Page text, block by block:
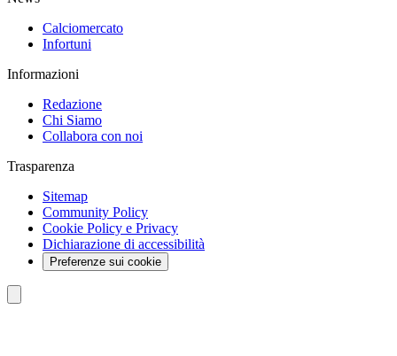
Calciomercato
Infortuni
Informazioni
Redazione
Chi Siamo
Collabora con noi
Trasparenza
Sitemap
Community Policy
Cookie Policy e Privacy
Dichiarazione di accessibilità
Preferenze sui cookie